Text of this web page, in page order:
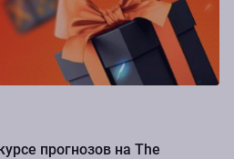
прогнозов на The